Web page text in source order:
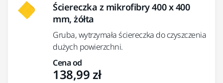
Ściereczka z mikrofibry 400 x 400
mm, żółta
Gruba, wytrzymała ściereczka do czyszczenia
dużych powierzchni.
Cena od
138,99 zł